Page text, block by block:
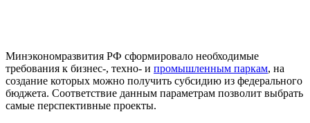
Минэкономразвития РФ сформировало необходимые
требования к бизнес-, техно- и промышленным паркам, на
создание которых можно получить субсидию из федерального
бюджета. Соответствие данным параметрам позволит выбрать
самые перспективные проекты.